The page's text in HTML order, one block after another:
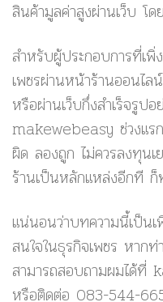
สินค้ามูลค่าสูงผ่านเว็บ โด
สำหรับผู้ประกอบการที่เพิ่
เพชรผ่านหน้าร้านออนไ
หรือผ่านเว็บกึ่งสำเร็จรูป
makewebeasy ช่วงแร
ผิด ลองถูก ไม่ควรลงทุนเ
ร้านเป็นหลักแหล่งอีกที ก็
แน่นอนว่าบทความนี้เป็น
สนใจในธุรกิจเพชร หากท่
สามารถสอบถามผมได้
หรือติดต่อ 083-544-